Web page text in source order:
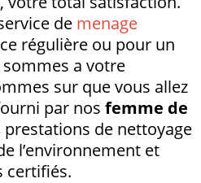
de menage
régulière ou pour un
sommes a votre
sur que vous allez
par nos femme de
prestations de nettoyage
l’environnement et
certifiés.